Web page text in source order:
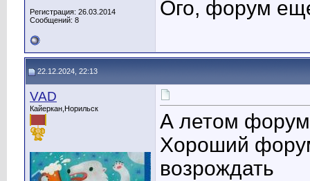
Регистрация: 26.03.2014
Сообщений: 8
Ого, форум
22.12.2024, 22:13
VAD
Кайеркан,Норильск
А летом
Хороший
возрождать